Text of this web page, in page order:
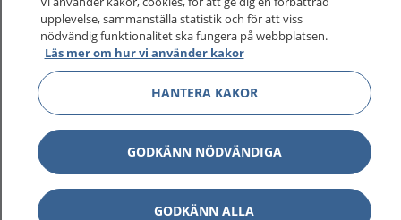
upplevelse, sammanställa statistik och för att viss
nödvändig funktionalitet ska fungera på webbplatsen.
Läs mer om hur vi använder kakor
HANTERA KAKOR
GODKÄNN NÖDVÄNDIGA
GODKÄNN ALLA